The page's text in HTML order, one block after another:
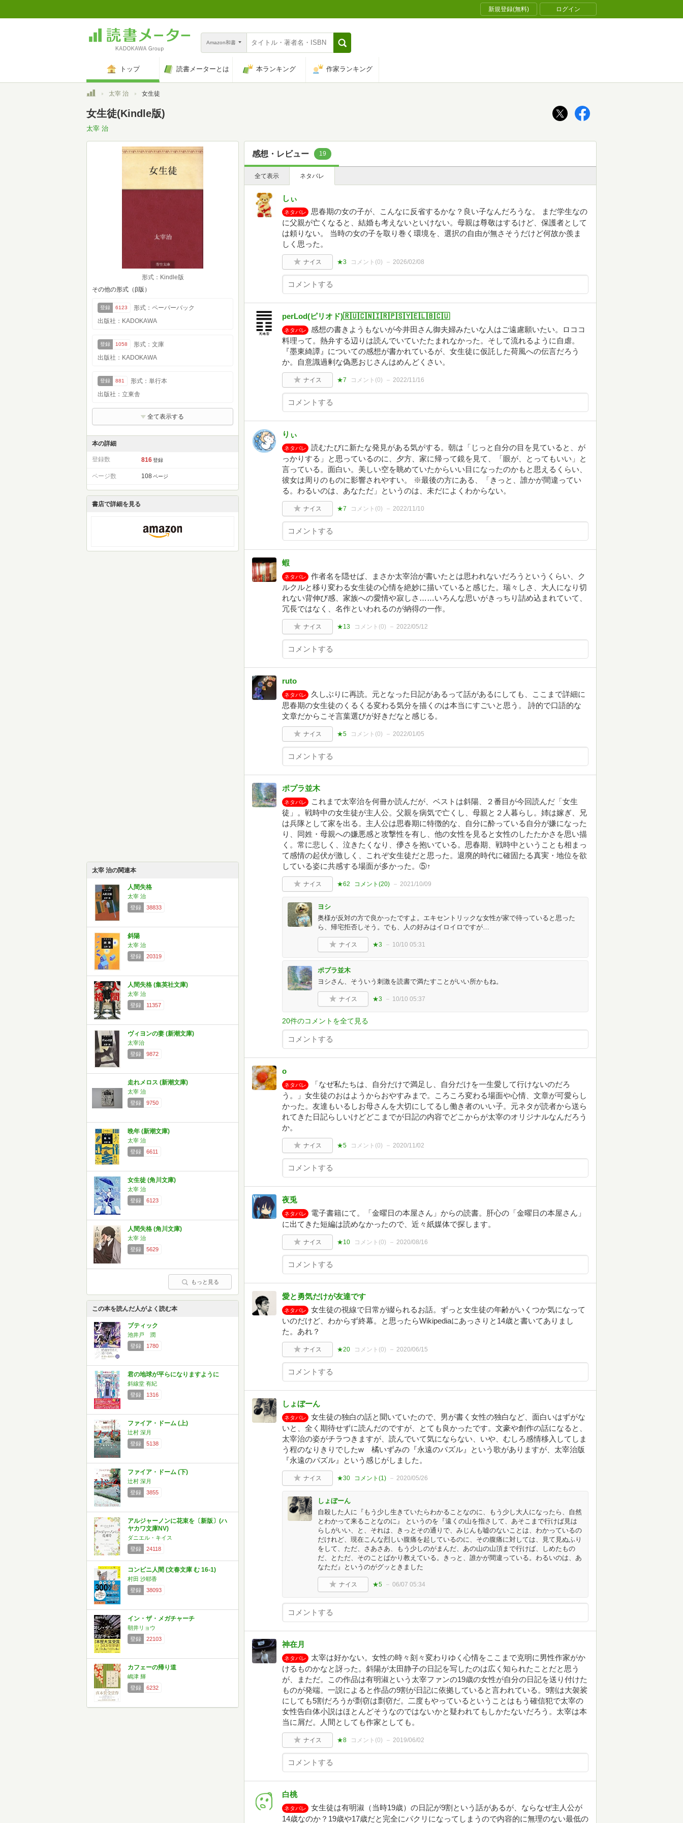
新規登録(無料) ログイン
Amazon和書
トップ 読書メーターとは 本ランキング 作家ランキング
トップ太宰 治 女生徒
女生徒(Kindle版)
太宰 治
形式：Kindle版
その他の形式（β版）
登録 6123
形式：ペーパーバック
出版社：KADOKAWA
登録 1058
形式：文庫
出版社：KADOKAWA
登録 881
形式：単行本
出版社：立東舎
全て表示する
本の詳細
登録数 816 登録
ページ数 108 ページ
書店で詳細を見る
太宰 治の関連本
人間失格
太宰 治
登録
38833
斜陽
太宰 治
登録
20319
人間失格 (集英社文庫)
太宰 治
登録
11357
ヴィヨンの妻 (新潮文庫)
太宰治
登録
9872
走れメロス (新潮文庫)
太宰 治
登録
9750
晩年 (新潮文庫)
太宰 治
登録
6611
女生徒 (角川文庫)
太宰 治
登録
6123
人間失格 (角川文庫)
太宰 治
登録
5629
もっと見る
この本を読んだ人がよく読む本
ブティック
池井戸 潤
登録
1780
君の地球が平らになりますように
斜線堂 有紀
登録
1316
ファイア・ドーム (上)
辻村 深月
登録
5138
ファイア・ドーム (下)
辻村 深月
登録
3855
アルジャーノンに花束を〔新版〕(ハ
ヤカワ文庫NV)
ダニエル・キイス
登録
24118
コンビニ人間 (文春文庫 む 16-1)
村田 沙耶香
登録
38093
イン・ザ・メガチャーチ
朝井リョウ
登録
22103
カフェーの帰り道
嶋津 輝
登録
6232
感想・レビュー 19
全て表示 ネタバレ
しぃ
ネタバレ
思春期の女の子が、こんなに反省するかな？良い子なんだろうな。 まだ学生なの
に父親が亡くなると、結婚も考えないといけない。母親は尊敬はするけど、保護者として
は頼りない。 当時の女の子を取り巻く環境を、選択の自由が無さそうだけど何故か羨ま
しく思った。
ナイス ★3 コメント(0) 2026/02/08
perLod(ピリオド)🇷🇺🇨🇳🇮🇷🇵🇸🇾🇪🇱🇧🇨🇺
ネタバレ
感想の書きようもないが今井田さん御夫婦みたいな人はご遠慮願いたい。ロココ
料理って。熱弁する辺りは読んでいていたたまれなかった。そして流れるように自虐。
『墨東綺譚』についての感想が書かれているが、女生徒に仮託した荷風への伝言だろう
か。自意識過剰な偽悪おじさんはめんどくさい。
ナイス ★7 コメント(0) 2022/11/16
りぃ
ネタバレ
読むたびに新たな発見がある気がする。朝は「じっと自分の目を見ていると、が
っかりする」と思っているのに、夕方、家に帰って鏡を見て、「眼が、とってもいい」と
言っている。面白い。美しい空を眺めていたからいい目になったのかもと思えるくらい、
彼女は周りのものに影響されやすい。 ※最後の方にある、「きっと、誰かが間違ってい
る。わるいのは、あなただ」というのは、未だによくわからない。
ナイス ★7 コメント(0) 2022/11/10
蝦
ネタバレ
作者名を隠せば、まさか太宰治が書いたとは思われないだろうというくらい、ク
ルクルと移り変わる女生徒の心情を絶妙に描いていると感じた。瑞々しさ、大人になり切
れない背伸び感、家族への愛情や寂しさ……いろんな思いがきっちり詰め込まれていて、
冗長ではなく、名作といわれるのが納得の一作。
ナイス ★13 コメント(0) 2022/05/12
ruto
ネタバレ
久しぶりに再読。元となった日記があるって話があるにしても、ここまで詳細に
思春期の女生徒のくるくる変わる気分を描くのは本当にすごいと思う。 詩的で口語的な
文章だからこそ言葉選びが好きだなと感じる。
ナイス ★5 コメント(0) 2022/01/05
ポプラ並木
ネタバレ
これまで太宰治を何冊か読んだが、ベストは斜陽、２番目が今回読んだ「女生
徒」。戦時中の女生徒が主人公。父親を病気で亡くし、母親と２人暮らし。姉は嫁ぎ、兄
は兵隊として家を出る。主人公は思春期に特徴的な、自分に酔っている自分が嫌になった
り、同姓・母親への嫌悪感と攻撃性を有し、他の女性を見ると女性のしたたかさを思い描
く。常に悲しく、泣きたくなり、儚さを抱いている。思春期、戦時中ということも相まっ
て感情の起伏が激しく、これぞ女生徒だと思った。退廃的時代に確固たる真実・地位を欲
している姿に共感する場面が多かった。⑤↑
ナイス ★62 コメント(20) 2021/10/09
ヨシ
奥様が反対の方で良かったですよ。エキセントリックな女性が家で待っていると思った
ら、帰宅拒否しそう。でも、人の好みはイロイロですが…
ナイス ★3 10/10 05:31
ポプラ並木
ヨシさん、そういう刺激を読書で満たすことがいい所かもね。
ナイス ★3 10/10 05:37
20件のコメントを全て見る
o
ネタバレ
「なぜ私たちは、自分だけで満足し、自分だけを一生愛して行けないのだろ
う。」女生徒のおはようからおやすみまで。ころころ変わる場面や心情、文章が可愛らし
かった。友達もいるしお母さんを大切にしてるし働き者のいい子。元ネタが読者から送ら
れてきた日記らしいけどどこまでが日記の内容でどこからが太宰のオリジナルなんだろう
か。
ナイス ★5 コメント(0) 2020/11/02
夜兎
ネタバレ
電子書籍にて。「金曜日の本屋さん」からの読書。肝心の「金曜日の本屋さん」
に出てきた短編は読めなかったので、近々紙媒体で探します。
ナイス ★10 コメント(0) 2020/08/16
愛と勇気だけが友達です
ネタバレ
女生徒の視線で日常が綴られるお話。ずっと女生徒の年齢がいくつか気になって
いのだけど、わからず終幕。と思ったらWikipediaにあっさりと14歳と書いてありまし
た。あれ？
ナイス ★20 コメント(0) 2020/06/15
しょぼーん
ネタバレ
女生徒の独白の話と聞いていたので、男が書く女性の独白など、面白いはずがな
いと、全く期待せずに読んだのですが、とても良かったです。文豪や創作の話になると、
太宰治の姿がチラつきますが、読んでいて気にならない、いや、むしろ感情移入してしま
う程のなりきりでしたw 橘いずみの『永遠のパズル』という歌がありますが、太宰治版
『永遠のパズル』という感じがしました。
ナイス ★30 コメント(1) 2020/05/26
しょぼーん
自殺した人に『もう少し生きていたらわかることなのに、もう少し大人になったら、自然
とわかって来ることなのに』 というのを『遠くの山を指さして、あそこまで行けば見は
らしがいい、と、それは、きっとその通りで、みじんも嘘のないことは、わかっているの
だけれど、現在こんな烈しい腹痛を起しているのに、その腹痛に対しては、見て見ぬふり
をして、ただ、さあさあ、もう少しのがまんだ、あの山の山頂まで行けば、しめたもの
だ、とただ、そのことばかり教えている。きっと、誰かが間違っている。わるいのは、あ
なただ』というのがグッときました
ナイス ★5 06/07 05:34
神在月
ネタバレ
太宰は好かない。女性の時々刻々変わりゆく心情をここまで克明に男性作家がか
けるものかなと訝った。斜陽が太田静子の日記を写したのは広く知られたことだと思う
が、まただ。この作品は有明淑という太宰ファンの19歳の女性が自分の日記を送り付けた
ものが発端。一説によると作品の9割が日記に依拠していると言われている。9割は大袈裟
にしても5割だろうが剽窃は剽窃だ。二度もやっているということはもう確信犯で太宰の
女性告白体小説はほとんどそうなのではないかと疑われてもしかたないだろう。太宰は本
当に屑だ。人間としても作家としても。
ナイス ★8 コメント(0) 2019/06/02
白桃
ネタバレ
女生徒は有明淑（当時19歳）の日記が9割という話があるが、ならなぜ主人公が
14歳なのか？19歳や17歳だと完全にパクリになってしまうので内容的に無理のない最低の